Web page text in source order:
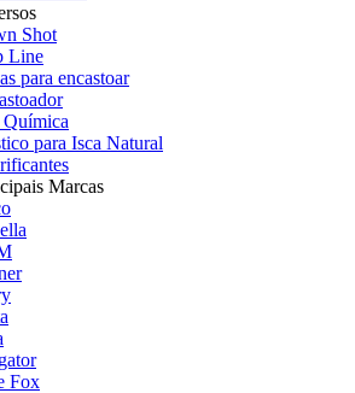
Shot
Line
para encastoar
para Isca Natural
Marcas
Fox